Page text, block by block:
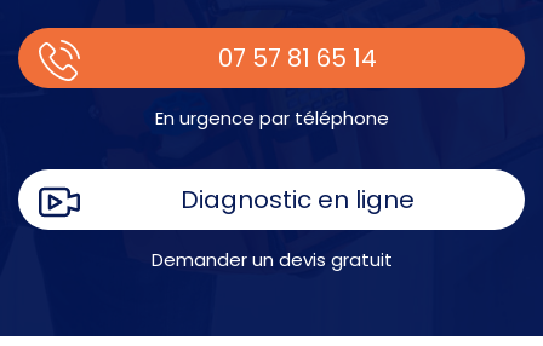
place.
07 57 81 65 14
En urgence par téléphone
Diagnostic en ligne
Demander un devis gratuit